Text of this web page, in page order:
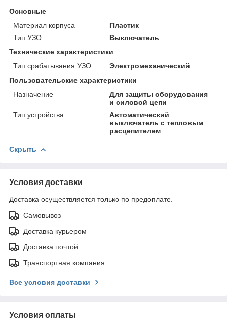
Основные
Материал корпуса
Пластик
Тип УЗО
Выключатель
Технические характеристики
Тип срабатывания УЗО
Электромеханический
Пользовательские характеристики
Назначение
Для защиты оборудования
и силовой цепи
Тип устройства
Автоматический
выключатель с тепловым
расцепителем
Скрыть
Условия доставки
Доставка осуществляется только по предоплате.
Самовывоз
Доставка курьером
Доставка почтой
Транспортная компания
Все условия доставки
Условия оплаты